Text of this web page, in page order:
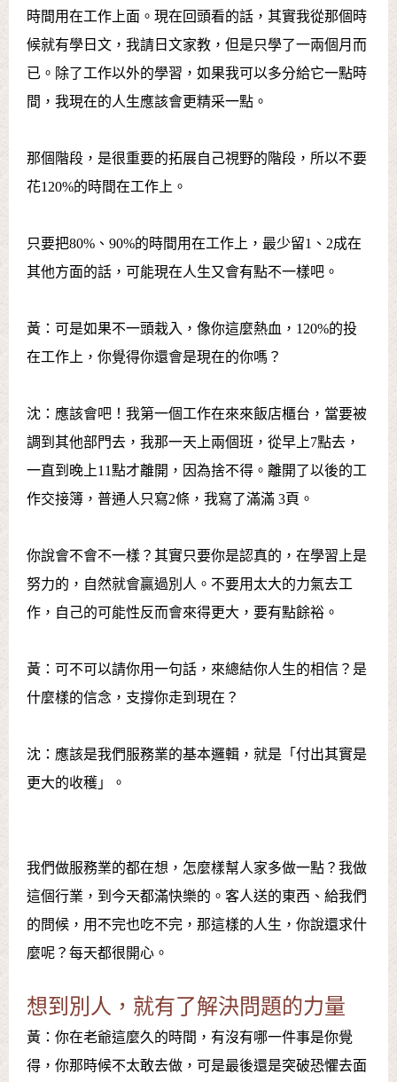
時間用在工作上面。現在回頭看的話，其實我從那個時
候就有學日文，我請日文家教，但是只學了一兩個月而
已。除了工作以外的學習，如果我可以多分給它一點時
間，我現在的人生應該會更精采一點。
那個階段，是很重要的拓展自己視野的階段，所以不要
花120%的時間在工作上。
只要把80%、90%的時間用在工作上，最少留1、2成在
其他方面的話，可能現在人生又會有點不一樣吧。
黃：可是如果不一頭栽入，像你這麼熱血，120%的投
在工作上，你覺得你還會是現在的你嗎？
沈：應該會吧！我第一個工作在來來飯店櫃台，當要被
調到其他部門去，我那一天上兩個班，從早上7點去，
一直到晚上11點才離開，因為捨不得。離開了以後的工
作交接簿，普通人只寫2條，我寫了滿滿 3頁。
你說會不會不一樣？其實只要你是認真的，在學習上是
努力的，自然就會贏過別人。不要用太大的力氣去工
作，自己的可能性反而會來得更大，要有點餘裕。
黃：可不可以請你用一句話，來總結你人生的相信？是
什麼樣的信念，支撐你走到現在？
沈：應該是我們服務業的基本邏輯，就是「付出其實是
更大的收穫」。
我們做服務業的都在想，怎麼樣幫人家多做一點？我做
這個行業，到今天都滿快樂的。客人送的東西、給我們
的問候，用不完也吃不完，那這樣的人生，你說還求什
麼呢？每天都很開心。
想到別人，就有了解決問題的力量
黃：你在老爺這麼久的時間，有沒有哪一件事是你覺
得，你那時候不太敢去做，可是最後還是突破恐懼去面